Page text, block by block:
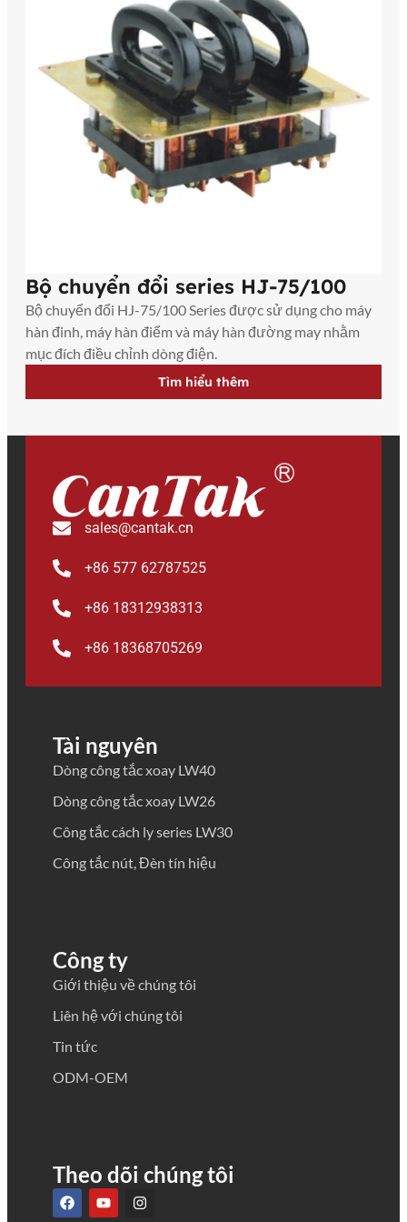
Bộ chuyển đổi series HJ-75/100
Bộ chuyển đổi HJ-75/100 Series được sử dụng cho máy
hàn đinh, máy hàn điểm và máy hàn đường may nhằm
mục đích điều chỉnh dòng điện.
Tìm hiểu thêm
sales@cantak.cn
+86 577 62787525
+86 18312938313
+86 18368705269
Tài nguyên
Dòng công tắc xoay LW40
Dòng công tắc xoay LW26
Công tắc cách ly series LW30
Công tắc nút, Đèn tín hiệu
Công ty
Giới thiệu về chúng tôi
Liên hệ với chúng tôi
Tin tức
ODM-OEM
Theo dõi chúng tôi